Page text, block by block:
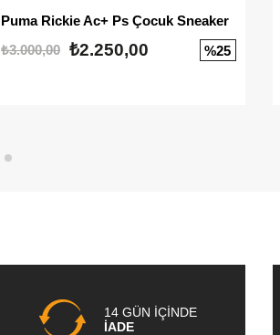
Puma Rickie Ac+ Ps Çocuk Sneaker
₺3.000,00 ₺2.250,00 %25
14 GÜN İÇİNDE
İADE